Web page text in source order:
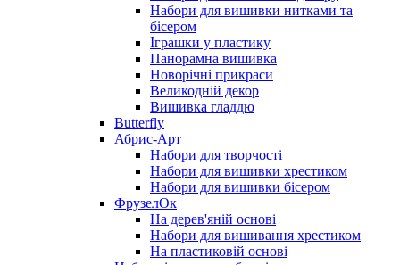
Набори для вишивки нитками та
бісером
Іграшки у пластику
Панорамна вишивка
Новорічні прикраси
Великодній декор
Вишивка гладдю
Butterfly
Абрис-Арт
Набори для творчості
Набори для вишивки хрестиком
Набори для вишивки бісером
ФрузелОк
На дерев'яній основі
Набори для вишивання хрестиком
На пластиковій основі